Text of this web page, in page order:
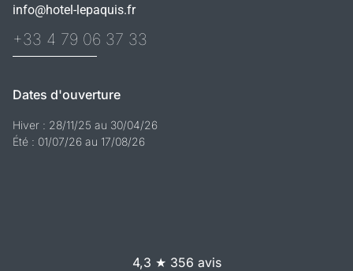
info@hotel-lepaquis.fr
+33 4 79 06 37 33
Dates d'ouverture
Hiver : 28/11/25 au 30/04/26
Été : 01/07/26 au 17/08/26
4,3 ★ 356 avis